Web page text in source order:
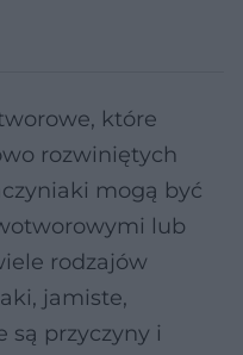
które
rozwiniętych
mogą być
lub
rodzajów
jamiste,
są przyczyny i